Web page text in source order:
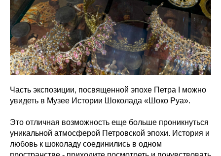
Часть экспозиции, посвященной эпохе Петра I можно
увидеть в Музее Истории Шоколада «Шоко Руа».
Это отличная возможность еще больше проникнуться
уникальной атмосферой Петровской эпохи. История и
любовь к шоколаду соединились в одном